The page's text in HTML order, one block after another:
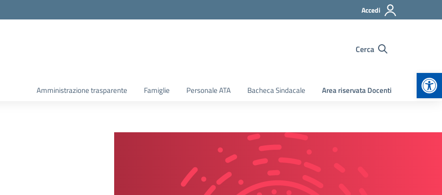
Accedi
Cerca
Amministrazione trasparente Famiglie Personale ATA Bacheca Sindacale Area riservata Docenti